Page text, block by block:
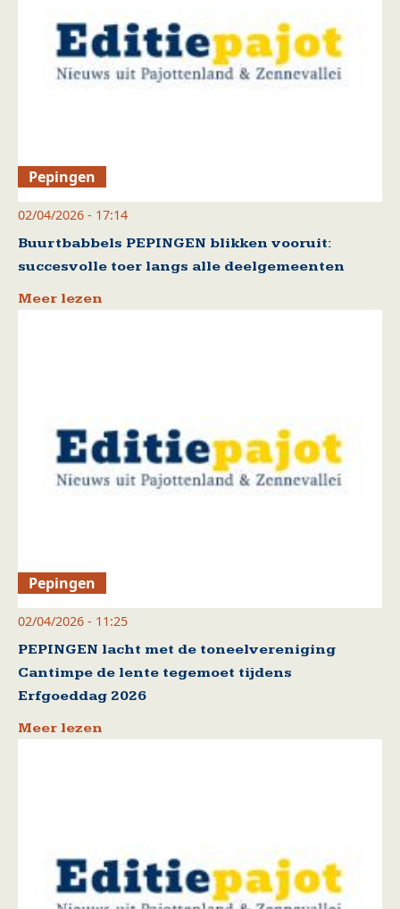
Pepingen
02/04/2026 - 17:14
Buurtbabbels PEPINGEN blikken vooruit:
succesvolle toer langs alle deelgemeenten
Meer lezen
Pepingen
02/04/2026 - 11:25
PEPINGEN lacht met de toneelvereniging
Cantimpe de lente tegemoet tijdens
Erfgoeddag 2026
Meer lezen